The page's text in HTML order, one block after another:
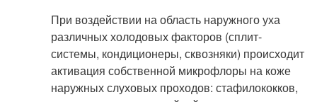
При воздействии на область наружного уха
различных холодовых факторов (сплит-
системы, кондиционеры, сквозняки) происходит
активация собственной микрофлоры на коже
наружных слуховых проходов: стафилококков,